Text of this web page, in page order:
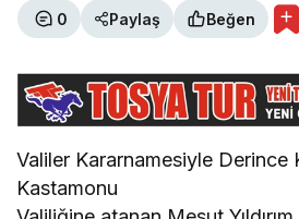
0 Paylaş Beğen
Valiler Kararnamesiyle Derince
Kastamonu